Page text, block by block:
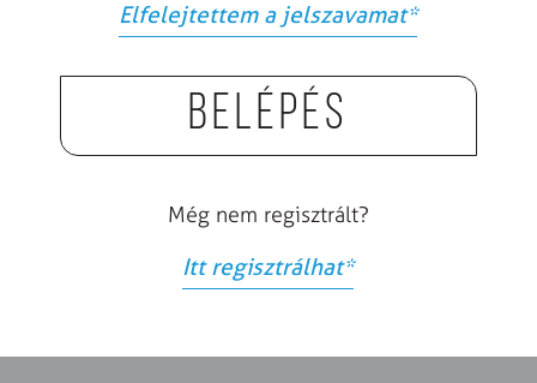
Elfelejtettem a jelszavamat*
Belépés
Még nem regisztrált?
Itt regisztrálhat*